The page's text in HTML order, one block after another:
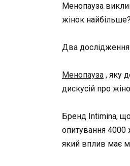
Менопауза
жінок найбільше?
Два дослідження
Менопауза , яку
дискусій про
Бренд Intimina, що
опитування 4000
який вплив має